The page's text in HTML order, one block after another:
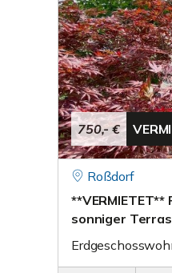
750,- €
Roßdorf
sonniger